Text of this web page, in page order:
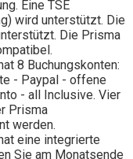
Eine TSE
wird unterstützt. Die
Die Prisma
8 Buchungskonten:
- Paypal - offene
- all Inclusive. Vier
Prisma
werden.
eine integrierte
Sie am Monatsende